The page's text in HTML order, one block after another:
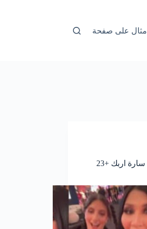
مثال على صفحة
“حصريا” فيلم ميرا العراقية مع سارة اربك +23